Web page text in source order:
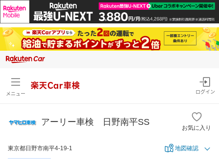
メニュー
楽天Car車検
ログイン
アーリー車検 日野南平SS
お気に入り
東京都日野市南平4-19-1 地図確認